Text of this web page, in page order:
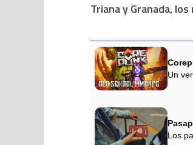
Triana y Granada,
Un
Los